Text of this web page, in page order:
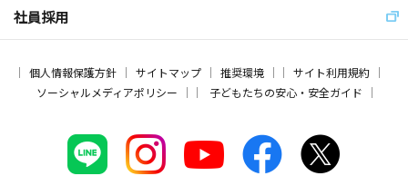
社員採用
個人情報保護方針 サイトマップ 推奨環境
サイト利用規約
ソーシャルメディアポリシー
子どもたちの安心・安全ガイド